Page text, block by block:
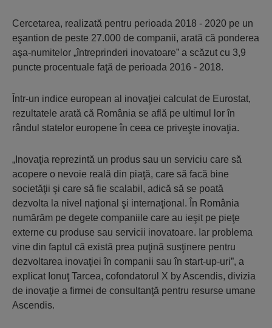
Cercetarea, realizată pentru perioada 2018 - 2020 pe un
eşantion de peste 27.000 de companii, arată că ponderea
aşa-numitelor „întreprin­deri inovatoare” a scăzut cu 3,9
puncte procentuale faţă de perioada 2016 - 2018.
Într-un indice european al inovaţiei calculat de Eurostat,
rezultatele arată că România se află pe ultimul lor în
rândul statelor europene în ceea ce priveşte inovaţia.
„Inovaţia reprezintă un produs sau un serviciu care să
acopere o nevoie reală din piaţă, care să facă bine
societăţii şi care să fie scalabil, adică să se poată
dezvolta la nivel naţional şi internaţional. În România
numărăm pe degete companiile care au ieşit pe pieţe
externe cu produse sau servicii inovatoare. Iar problema
vine din faptul că există prea puţină susţinere pentru
dezvoltarea inovaţiei în companii sau în start-up-uri”, a
explicat Ionuţ Tarcea, cofondatorul X by Ascendis, divizia
de inovaţie a firmei de consultanţă pentru resurse umane
Ascendis.